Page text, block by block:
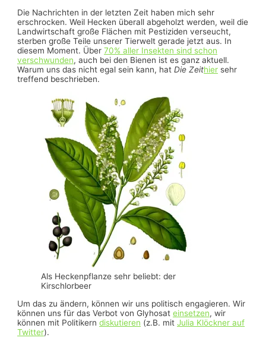
Die Nachrichten in der letzten Zeit haben mich sehr
erschrocken. Weil Hecken überall abgeholzt werden, weil die
Landwirtschaft große Flächen mit Pestiziden verseucht,
sterben große Teile unserer Tierwelt gerade jetzt aus. In
diesem Moment. Über70% aller Insekten sind schon
verschwunden, auch bei den Bienen ist es ganz aktuell.
Warum uns das nicht egal sein kann, hatDie Zeithier sehr
treffend beschrieben.
Als Heckenpflanze sehr beliebt: der
Kirschlorbeer
Um das zu ändern, können wir uns politisch engagieren. Wir
können uns für das Verbot von Glyhosateinsetzen, wir
können mit Politikerndiskutieren (z.B. mitJulia Klöckner auf
Twitter).